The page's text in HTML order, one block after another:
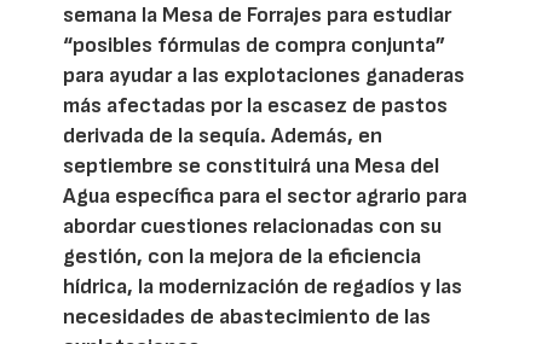
semana la Mesa de Forrajes para estudiar
“posibles fórmulas de compra conjunta”
para ayudar a las explotaciones ganaderas
más afectadas por la escasez de pastos
derivada de la sequía. Además, en
septiembre se constituirá una Mesa del
Agua específica para el sector agrario para
abordar cuestiones relacionadas con su
gestión, con la mejora de la eficiencia
hídrica, la modernización de regadíos y las
necesidades de abastecimiento de las